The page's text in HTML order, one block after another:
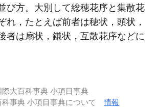
び方。大別して総穂花序と集散花
れ，たとえば前者は穂状，頭状，
者は扇状，鎌状，互散花序などに
大百科事典 小項目事典
科事典 小項目事典について情報